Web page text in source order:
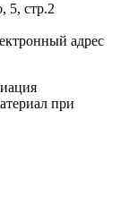
5, стр.2
адрес
при